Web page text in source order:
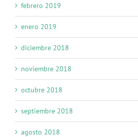
febrero 2019
enero 2019
diciembre 2018
noviembre 2018
octubre 2018
septiembre 2018
agosto 2018